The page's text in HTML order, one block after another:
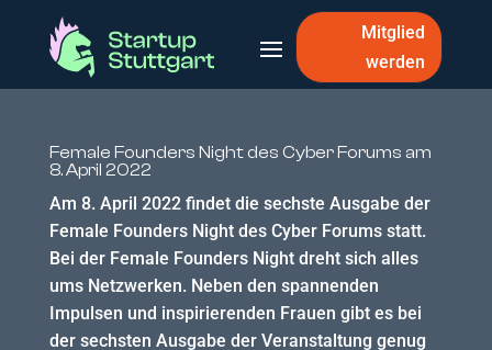
Mitglied
werden
Female Founders Night des Cyber Forums am
8. April 2022
Am 8. April 2022 findet die sechste Ausgabe der
Female Founders Night des Cyber Forums statt.
Bei der Female Founders Night dreht sich alles
ums Netzwerken. Neben den spannenden
Impulsen und inspirierenden Frauen gibt es bei
der sechsten Ausgabe der Veranstaltung genug